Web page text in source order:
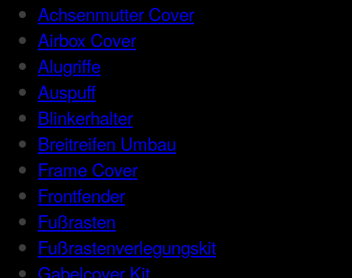
Achsenmutter Cover
Airbox Cover
Alugriffe
Auspuff
Blinkerhalter
Breitreifen Umbau
Frame Cover
Frontfender
Fußrasten
Fußrastenverlegungskit
Gabelcover Kit